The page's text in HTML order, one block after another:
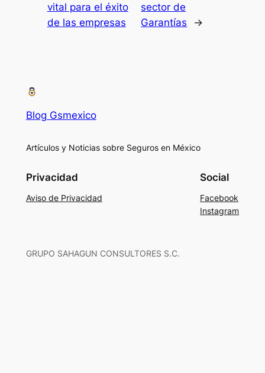
vital para el éxito
de las empresas
sector de
Garantías
→
Blog Gsmexico
Artículos y Noticias sobre Seguros en México
Privacidad
Aviso de Privacidad
Social
Facebook
Instagram
GRUPO SAHAGUN CONSULTORES S.C.